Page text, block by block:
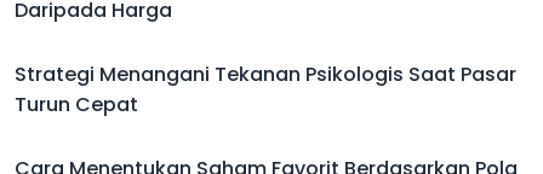
Daripada Harga
Strategi Menangani Tekanan Psikologis Saat Pasar
Turun Cepat
Cara Menentukan Saham Favorit Berdasarkan Pola